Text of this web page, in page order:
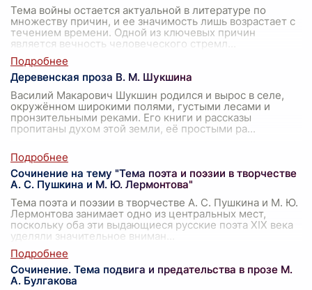
Тема войны остается актуальной в литературе по
множеству причин, и ее значимость лишь возрастает с
течением времени. Одной из ключевых причин
является вечность человеческого стремл
Деревенская проза В. М. Шукшина
Василий Макарович Шукшин родился и вырос в селе,
окружённом широкими полями, густыми лесами и
пронзительными реками. Его книги и рассказы
пропитаны духом этой земли, её простыми ра...
Сочинение на тему "Тема поэта и поэзии в творчестве
А. С. Пушкина и М. Ю. Лермонтова"
Тема поэта и поэзии в творчестве А. С. Пушкина и М. Ю.
Лермонтова занимает одно из центральных мест,
поскольку оба эти выдающиеся русские поэта XIX века
уделяли значительное вниман
Сочинение. Тема подвига и предательства в прозе М.
А. Булгакова